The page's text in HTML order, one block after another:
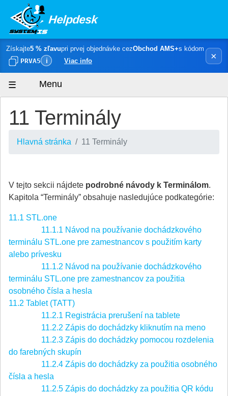
Helpdesk
Získajte5 % zľavupri prvej objednávke cezObchod AMS+s kódom
PRVA5
ℹ Viac info ×
Menu
11 Terminály
Hlavná stránka 11 Terminály
V tejto sekcii nájdete podrobné návody k Terminálom.
Kapitola “Terminály” obsahuje nasledujúce podkategórie:
11.1 STL.one
11.1.1 Návod na používanie dochádzkového
terminálu STL.one pre zamestnancov s použitím karty
alebo prívesku
11.1.2 Návod na používanie dochádzkového
terminálu STL.one pre zamestnancov za použitia
osobného čísla a hesla
11.2 Tablet (TATT)
11.2.1 Registrácia prerušení na tablete
11.2.2 Zápis do dochádzky kliknutím na meno
11.2.3 Zápis do dochádzky pomocou rozdelenia
do farebných skupín
11.2.4 Zápis do dochádzky za použitia osobného
čísla a hesla
11.2.5 Zápis do dochádzky za použitia QR kódu